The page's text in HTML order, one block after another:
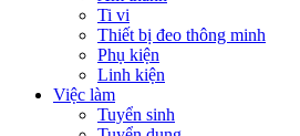
Ti vi
Thiết bị đeo thông minh
Phụ kiện
Linh kiện
Việc làm
Tuyển sinh